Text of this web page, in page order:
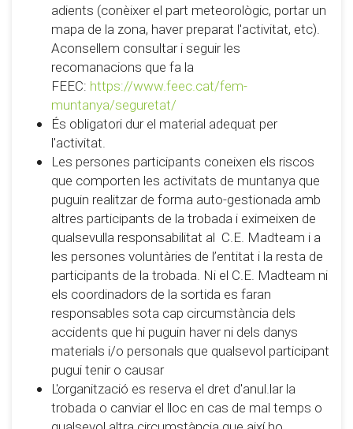
adients (conèixer el part meteorològic, portar un
mapa de la zona, haver preparat l'activitat, etc).
Aconsellem consultar i seguir les
recomanacions que fa la
FEEC: https://www.feec.cat/fem-
muntanya/seguretat/
És obligatori dur el material adequat per
l'activitat.
Les persones participants coneixen els riscos
que comporten les activitats de muntanya que
puguin realitzar de forma auto-gestionada amb
altres participants de la trobada i eximeixen de
qualsevulla responsabilitat al C.E. Madteam i a
les persones voluntàries de l’entitat i la resta de
participants de la trobada. Ni el C.E. Madteam ni
els coordinadors de la sortida es faran
responsables sota cap circumstància dels
accidents que hi puguin haver ni dels danys
materials i/o personals que qualsevol participant
pugui tenir o causar
L'organització es reserva el dret d'anul.lar la
trobada o canviar el lloc en cas de mal temps o